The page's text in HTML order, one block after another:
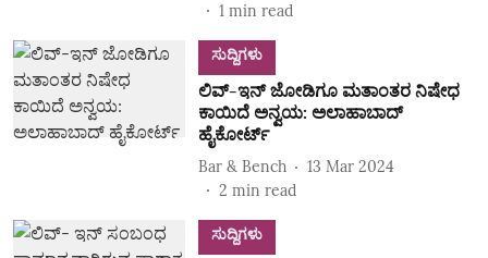
1 min read
ಸುದ್ದಿಗಳು
ಲಿವ್-ಇನ್ ಜೋಡಿಗೂ ಮತಾಂತರ ನಿಷೇಧ
ಕಾಯಿದೆ ಅನ್ವಯ: ಅಲಾಹಾಬಾದ್
ಹೈಕೋರ್ಟ್
Bar & Bench
13 Mar 2024
2 min read
ಸುದ್ದಿಗಳು